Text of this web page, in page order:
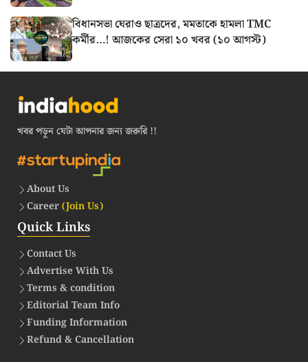
বিধানসভা ঘেরাও ছাত্রদের, মমতাকে হামলা TMC
কর্মীর…! আজকের সেরা ১০ খবর (১০ আগস্ট)
খবর পড়ুন যেটা আপনার জন্য জরুরি !!
About Us
Career(Join Us)
Quick Links
Contact Us
Advertise With Us
Terms & condition
Editorial Team Info
Funding Information
Refund & Cancellation